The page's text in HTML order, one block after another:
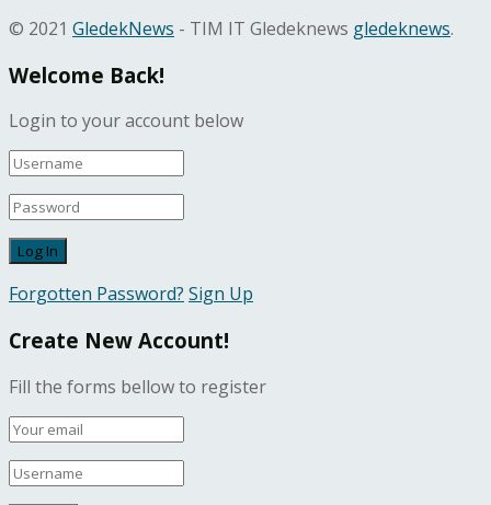
© 2021 GledekNews - TIM IT Gledeknews gledeknews.
Welcome Back!
Login to your account below
Forgotten Password? Sign Up
Create New Account!
Fill the forms bellow to register